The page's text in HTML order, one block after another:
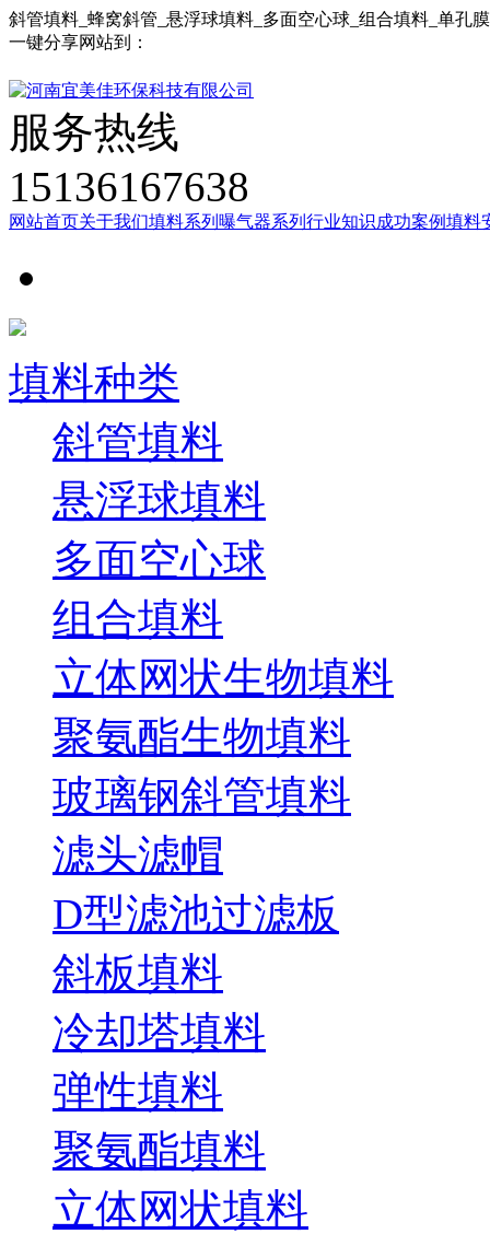
斜管填料_蜂窝斜管_悬浮球填料_多面空心球_组合填料_单孔
一键分享网站到：
服务热线
15136167638
网站首页关于我们填料系列 曝气器系列 行业知识成功案例填料
填料种类
斜管填料
悬浮球填料
多面空心球
组合填料
立体网状生物填料
聚氨酯生物填料
玻璃钢斜管填料
滤头滤帽
D型滤池过滤板
斜板填料
冷却塔填料
弹性填料
聚氨酯填料
立体网状填料